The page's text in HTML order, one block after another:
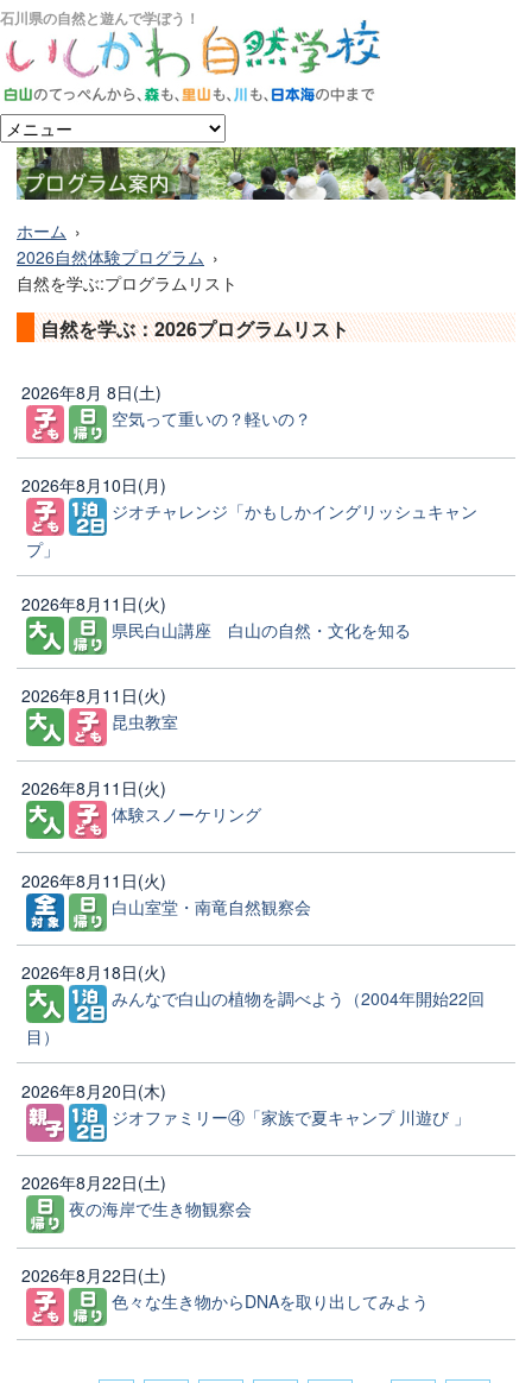
石川県の自然と遊んで学ぼう！
ホーム
2026自然体験プログラム
自然を学ぶ:プログラムリスト
自然を学ぶ：2026プログラムリスト
2026年8月 8日(土)
空気って重いの？軽いの？
2026年8月10日(月)
ジオチャレンジ「かもしかイングリッシュキャン
プ」
2026年8月11日(火)
県民白山講座 白山の自然・文化を知る
2026年8月11日(火)
昆虫教室
2026年8月11日(火)
体験スノーケリング
2026年8月11日(火)
白山室堂・南竜自然観察会
2026年8月18日(火)
みんなで白山の植物を調べよう（2004年開始22回
目）
2026年8月20日(木)
ジオファミリー④「家族で夏キャンプ 川遊び 」
2026年8月22日(土)
夜の海岸で生き物観察会
2026年8月22日(土)
色々な生き物からDNAを取り出してみよう